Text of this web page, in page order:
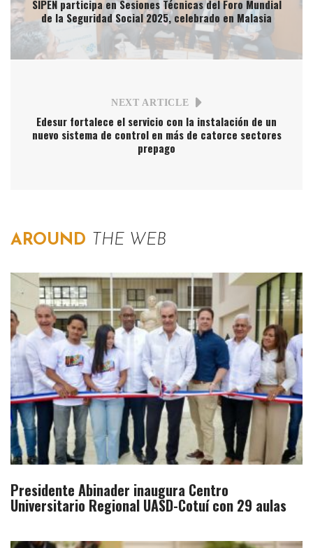
SIPEN participa en Sesiones Técnicas del Foro Mundial
de la Seguridad Social 2025, celebrado en Malasia
NEXT ARTICLE
Edesur fortalece el servicio con la instalación de un
nuevo sistema de control en más de catorce sectores
prepago
AROUND THE WEB
Presidente Abinader inaugura Centro
Universitario Regional UASD-Cotuí con 29 aulas